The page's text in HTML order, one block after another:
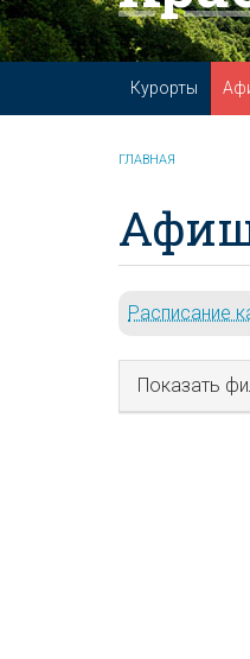
Курорты
ГЛАВНАЯ
Расписание
Показать